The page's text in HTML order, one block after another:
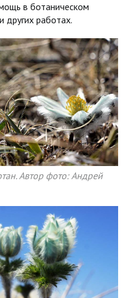
в ботаническом
других работах.
Автор фото: Андрей